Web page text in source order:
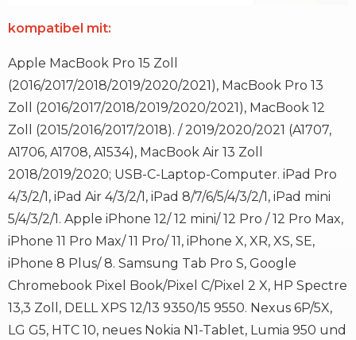
kompatibel mit:
Apple MacBook Pro 15 Zoll
(2016/2017/2018/2019/2020/2021), MacBook Pro 13
Zoll (2016/2017/2018/2019/2020/2021), MacBook 12
Zoll (2015/2016/2017/2018). / 2019/2020/2021 (A1707,
A1706, A1708, A1534), MacBook Air 13 Zoll
2018/2019/2020; USB-C-Laptop-Computer. iPad Pro
4/3/2/1, iPad Air 4/3/2/1, iPad 8/7/6/5/4/3/2/1, iPad mini
5/4/3/2/1. Apple iPhone 12/ 12 mini/ 12 Pro / 12 Pro Max,
iPhone 11 Pro Max/ 11 Pro/ 11, iPhone X, XR, XS, SE,
iPhone 8 Plus/ 8. Samsung Tab Pro S, Google
Chromebook Pixel Book/Pixel C/Pixel 2 X, HP Spectre
13,3 Zoll, DELL XPS 12/13 9350/15 9550. Nexus 6P/5X,
LG G5, HTC 10, neues Nokia N1-Tablet, Lumia 950 und